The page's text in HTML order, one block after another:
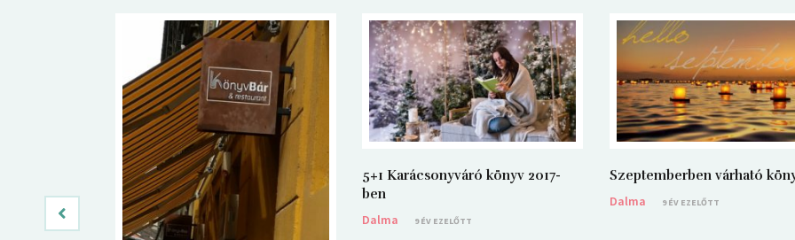
5+1 Karácsonyváró könyv 2017-
ben
Dalma
9 ÉV EZELŐTT
Szeptemberben várható
Dalma
9 ÉV EZELŐTT